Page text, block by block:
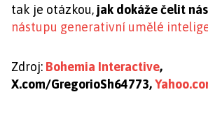
tak je otázkou, jak dokáže čelit
nástupu generativní umělé
Zdroj: Bohemia Interactive,
X.com/GregorioSh64773,